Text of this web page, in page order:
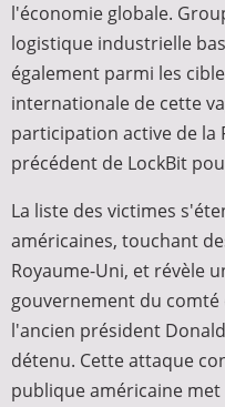
l'économie globale.
logistique industrielle
également parmi les
internationale de cette
participation active de la
précédent de LockBit
La liste des victimes
américaines, touchant
Royaume-Uni, et révèle
gouvernement du comté
l'ancien président
détenu. Cette attaque
publique américaine